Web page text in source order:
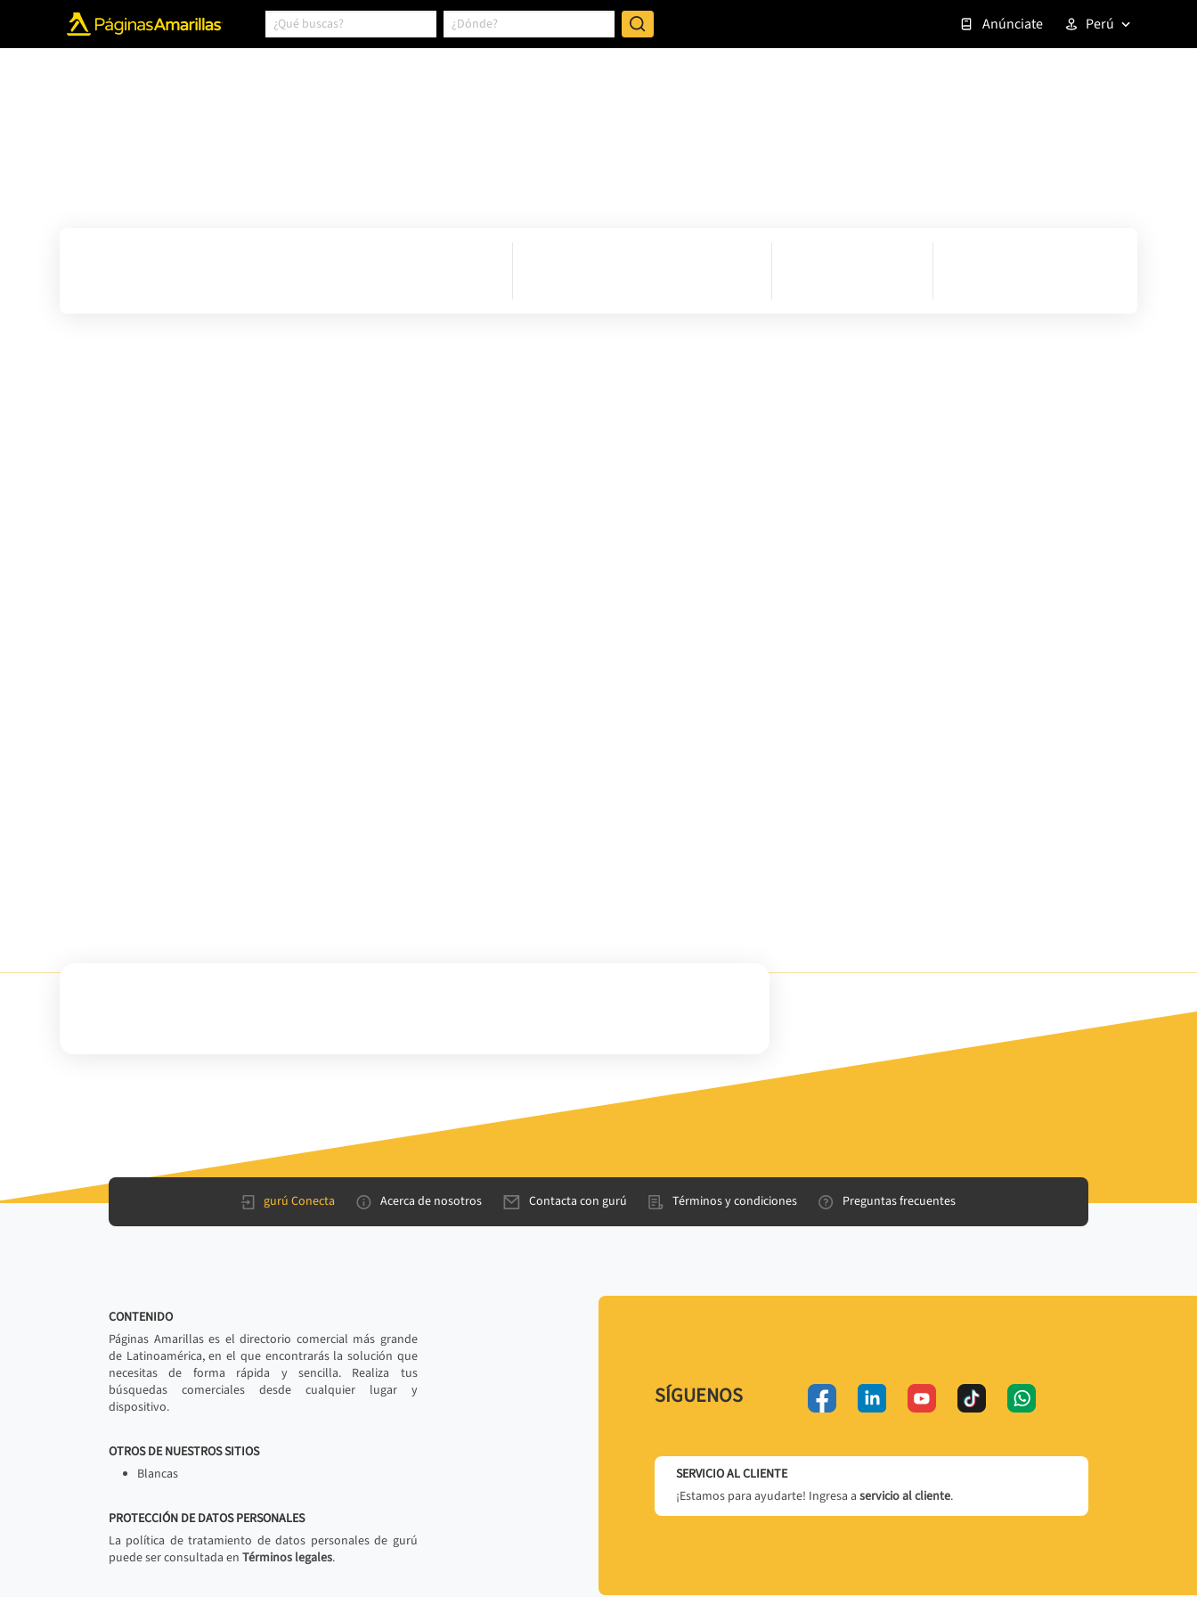
Anúnciate Perú
gurú Conecta Acerca de nosotros Contacta con gurú Términos y condiciones Preguntas frecuentes
CONTENIDO
Páginas Amarillas es el directorio comercial más grande
de Latinoamérica, en el que encontrarás la solución que
necesitas de forma rápida y sencilla. Realiza tus
búsquedas comerciales desde cualquier lugar y
dispositivo.
OTROS DE NUESTROS SITIOS
Blancas
PROTECCIÓN DE DATOS PERSONALES
La política de tratamiento de datos personales de gurú
puede ser consultada en Términos legales.
SÍGUENOS
SERVICIO AL CLIENTE
¡Estamos para ayudarte! Ingresa a servicio al cliente.